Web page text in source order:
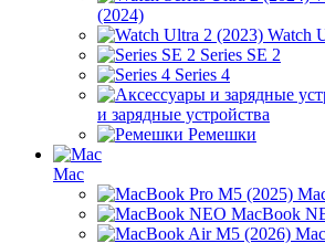
(2024)
Watch
Series SE 2
Series 4
и зарядные устройства
Ремешки
Mac
MacBook